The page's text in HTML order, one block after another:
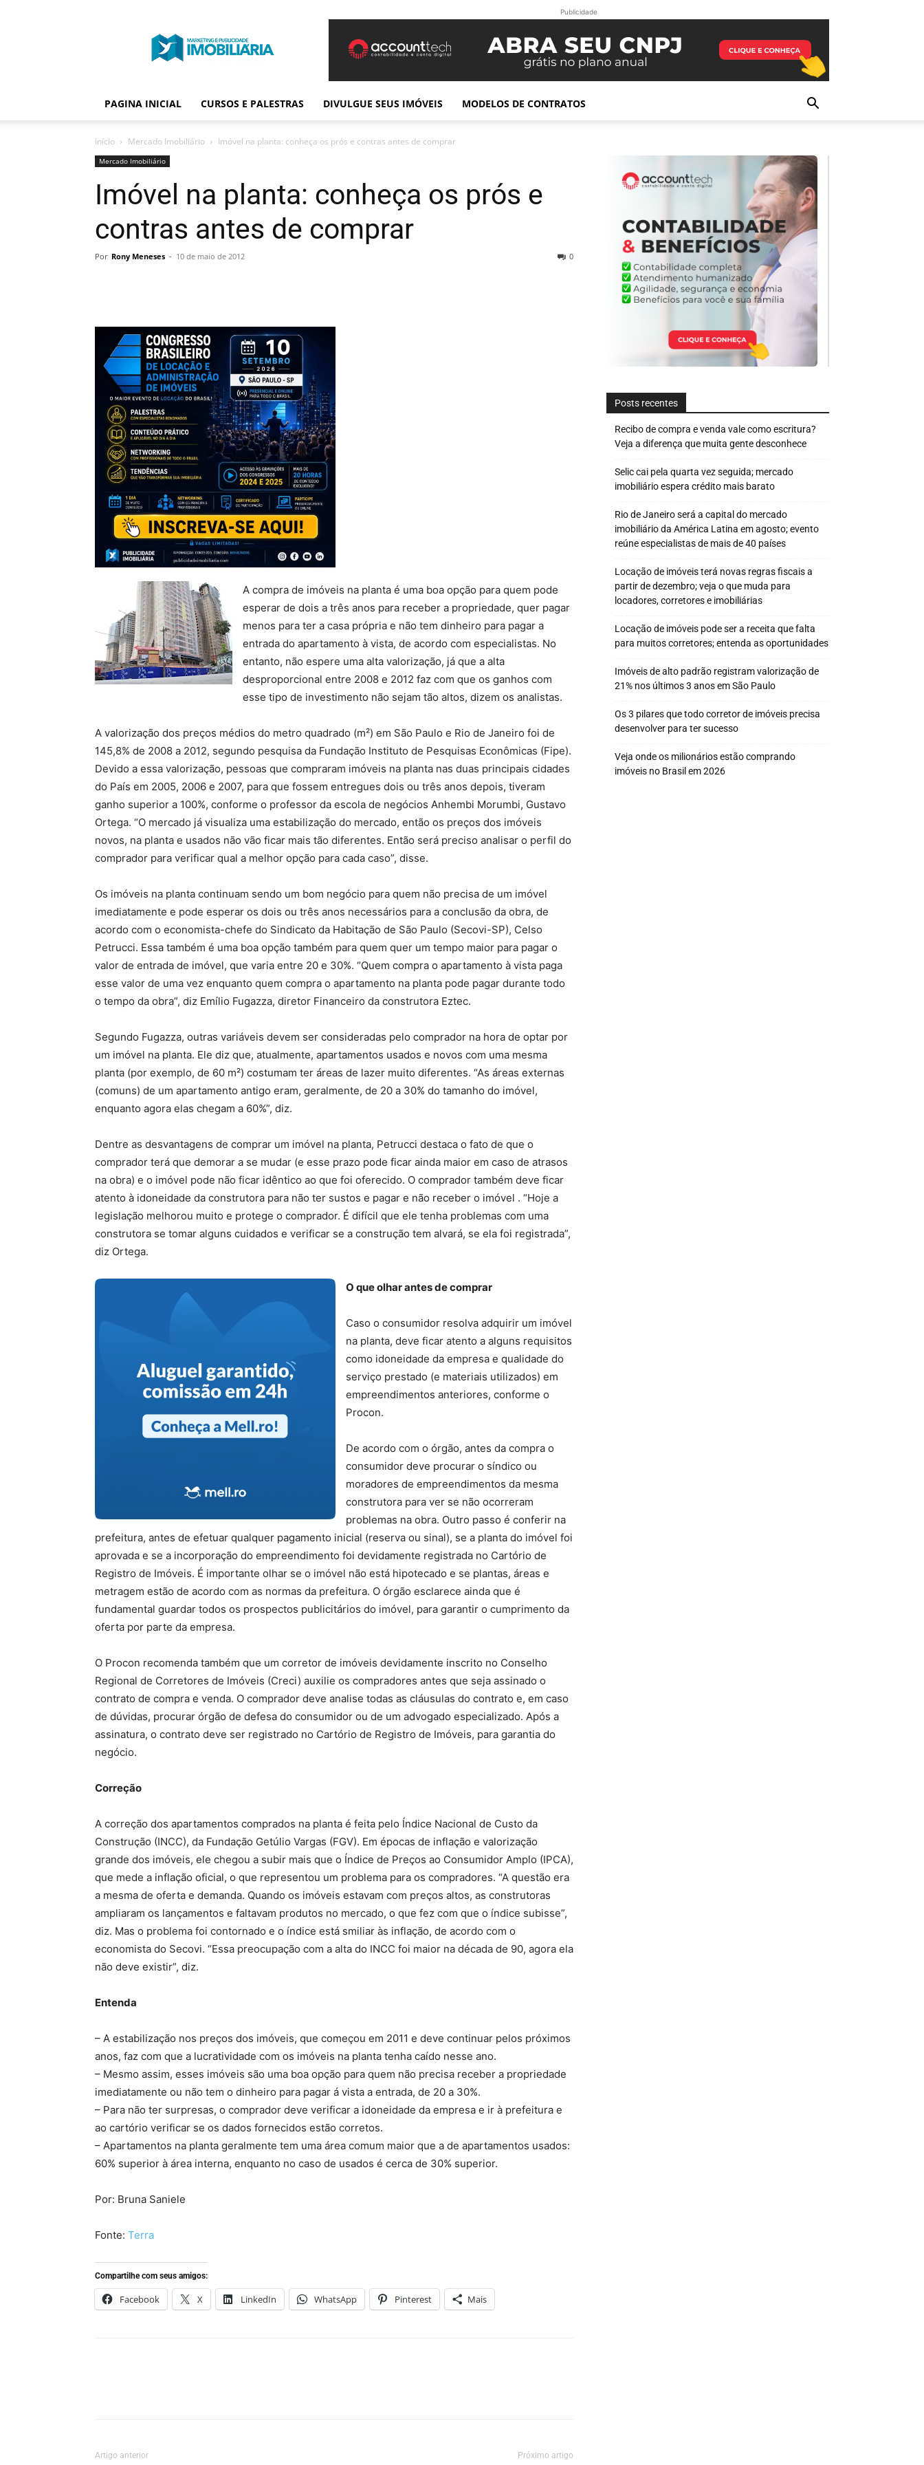
Publicidade
Imobiliária
Publicidade
PAGINA INICIAL CURSOS E PALESTRAS DIVULGUE SEUS IMÓVEIS MODELOS DE CONTRATOS
Início Mercado Imobiliário Imóvel na planta: conheça os prós e contras antes de comprar
Mercado Imobiliário
Imóvel na planta: conheça os prós e
contras antes de comprar
Por Rony Meneses - 10 de maio de 2012 0
A compra de imóveis na planta é uma boa opção para quem pode
esperar de dois a três anos para receber a propriedade, quer pagar
menos para ter a casa própria e não tem dinheiro para pagar a
entrada do apartamento à vista, de acordo com especialistas. No
entanto, não espere uma alta valorização, já que a alta
desproporcional entre 2008 e 2012 faz com que os ganhos com
esse tipo de investimento não sejam tão altos, dizem os analistas.
A valorização dos preços médios do metro quadrado (m²) em São Paulo e Rio de Janeiro foi de
145,8% de 2008 a 2012, segundo pesquisa da Fundação Instituto de Pesquisas Econômicas (Fipe).
Devido a essa valorização, pessoas que compraram imóveis na planta nas duas principais cidades
do País em 2005, 2006 e 2007, para que fossem entregues dois ou três anos depois, tiveram
ganho superior a 100%, conforme o professor da escola de negócios Anhembi Morumbi, Gustavo
Ortega. “O mercado já visualiza uma estabilização do mercado, então os preços dos imóveis
novos, na planta e usados não vão ficar mais tão diferentes. Então será preciso analisar o perfil do
comprador para verificar qual a melhor opção para cada caso”, disse.
Os imóveis na planta continuam sendo um bom negócio para quem não precisa de um imóvel
imediatamente e pode esperar os dois ou três anos necessários para a conclusão da obra, de
acordo com o economista-chefe do Sindicato da Habitação de São Paulo (Secovi-SP), Celso
Petrucci. Essa também é uma boa opção também para quem quer um tempo maior para pagar o
valor de entrada de imóvel, que varia entre 20 e 30%. “Quem compra o apartamento à vista paga
esse valor de uma vez enquanto quem compra o apartamento na planta pode pagar durante todo
o tempo da obra”, diz Emílio Fugazza, diretor Financeiro da construtora Eztec.
Segundo Fugazza, outras variáveis devem ser consideradas pelo comprador na hora de optar por
um imóvel na planta. Ele diz que, atualmente, apartamentos usados e novos com uma mesma
planta (por exemplo, de 60 m²) costumam ter áreas de lazer muito diferentes. “As áreas externas
(comuns) de um apartamento antigo eram, geralmente, de 20 a 30% do tamanho do imóvel,
enquanto agora elas chegam a 60%”, diz.
Dentre as desvantagens de comprar um imóvel na planta, Petrucci destaca o fato de que o
comprador terá que demorar a se mudar (e esse prazo pode ficar ainda maior em caso de atrasos
na obra) e o imóvel pode não ficar idêntico ao que foi oferecido. O comprador também deve ficar
atento à idoneidade da construtora para não ter sustos e pagar e não receber o imóvel . “Hoje a
legislação melhorou muito e protege o comprador. É difícil que ele tenha problemas com uma
construtora se tomar alguns cuidados e verificar se a construção tem alvará, se ela foi registrada”,
diz Ortega.
O que olhar antes de comprar
Caso o consumidor resolva adquirir um imóvel
na planta, deve ficar atento a alguns requisitos
como idoneidade da empresa e qualidade do
serviço prestado (e materiais utilizados) em
empreendimentos anteriores, conforme o
Procon.
De acordo com o órgão, antes da compra o
consumidor deve procurar o síndico ou
moradores de empreendimentos da mesma
construtora para ver se não ocorreram
problemas na obra. Outro passo é conferir na
prefeitura, antes de efetuar qualquer pagamento inicial (reserva ou sinal), se a planta do imóvel foi
aprovada e se a incorporação do empreendimento foi devidamente registrada no Cartório de
Registro de Imóveis. É importante olhar se o imóvel não está hipotecado e se plantas, áreas e
metragem estão de acordo com as normas da prefeitura. O órgão esclarece ainda que é
fundamental guardar todos os prospectos publicitários do imóvel, para garantir o cumprimento da
oferta por parte da empresa.
O Procon recomenda também que um corretor de imóveis devidamente inscrito no Conselho
Regional de Corretores de Imóveis (Creci) auxilie os compradores antes que seja assinado o
contrato de compra e venda. O comprador deve analise todas as cláusulas do contrato e, em caso
de dúvidas, procurar órgão de defesa do consumidor ou de um advogado especializado. Após a
assinatura, o contrato deve ser registrado no Cartório de Registro de Imóveis, para garantia do
negócio.
Correção
A correção dos apartamentos comprados na planta é feita pelo Índice Nacional de Custo da
Construção (INCC), da Fundação Getúlio Vargas (FGV). Em épocas de inflação e valorização
grande dos imóveis, ele chegou a subir mais que o Índice de Preços ao Consumidor Amplo (IPCA),
que mede a inflação oficial, o que representou um problema para os compradores. “A questão era
a mesma de oferta e demanda. Quando os imóveis estavam com preços altos, as construtoras
ampliaram os lançamentos e faltavam produtos no mercado, o que fez com que o índice subisse”,
diz. Mas o problema foi contornado e o índice está smiliar às inflação, de acordo com o
economista do Secovi. “Essa preocupação com a alta do INCC foi maior na década de 90, agora ela
não deve existir”, diz.
Entenda
– A estabilização nos preços dos imóveis, que começou em 2011 e deve continuar pelos próximos
anos, faz com que a lucratividade com os imóveis na planta tenha caído nesse ano.
– Mesmo assim, esses imóveis são uma boa opção para quem não precisa receber a propriedade
imediatamente ou não tem o dinheiro para pagar á vista a entrada, de 20 a 30%.
– Para não ter surpresas, o comprador deve verificar a idoneidade da empresa e ir à prefeitura e
ao cartório verificar se os dados fornecidos estão corretos.
– Apartamentos na planta geralmente tem uma área comum maior que a de apartamentos usados:
60% superior à área interna, enquanto no caso de usados é cerca de 30% superior.
Por: Bruna Saniele
Fonte: Terra
Compartilhe com seus amigos:
Facebook X LinkedIn WhatsApp Pinterest Mais
Artigo anterior Próximo artigo
Posts recentes
Recibo de compra e venda vale como escritura?
Veja a diferença que muita gente desconhece
Selic cai pela quarta vez seguida; mercado
imobiliário espera crédito mais barato
Rio de Janeiro será a capital do mercado
imobiliário da América Latina em agosto; evento
reúne especialistas de mais de 40 países
Locação de imóveis terá novas regras fiscais a
partir de dezembro; veja o que muda para
locadores, corretores e imobiliárias
Locação de imóveis pode ser a receita que falta
para muitos corretores; entenda as oportunidades
Imóveis de alto padrão registram valorização de
21% nos últimos 3 anos em São Paulo
Os 3 pilares que todo corretor de imóveis precisa
desenvolver para ter sucesso
Veja onde os milionários estão comprando
imóveis no Brasil em 2026